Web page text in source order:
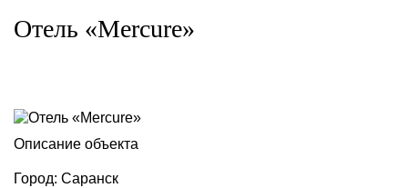
Отель «Mercure»
Описание объекта
Город: Саранск